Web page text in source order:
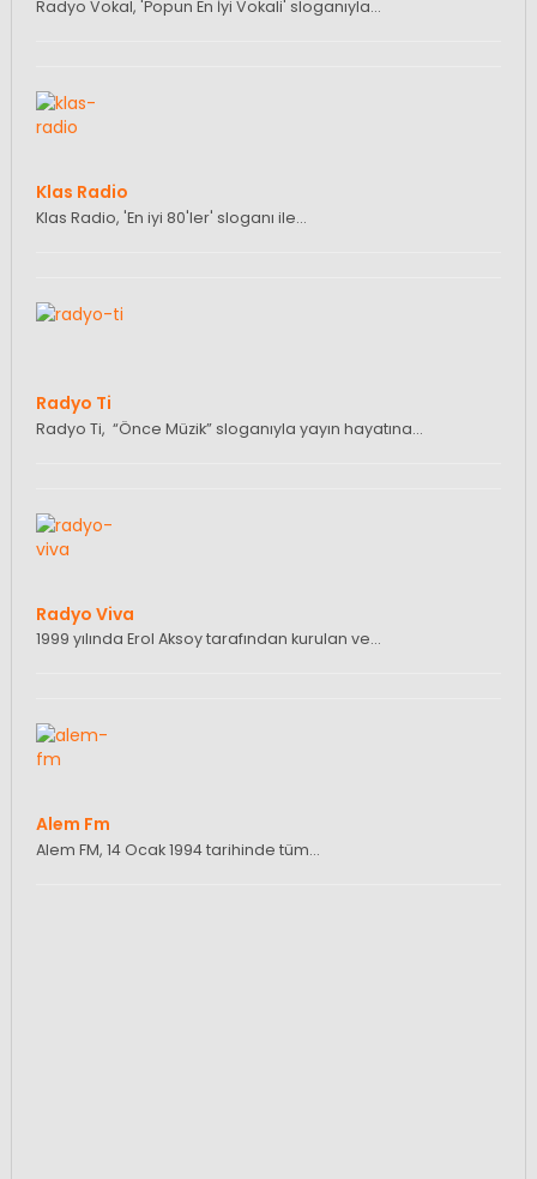
Radyo Vokal, 'Popun En İyi Vokali' sloganıyla…
Klas Radio
Klas Radio, 'En iyi 80'ler' sloganı ile…
Radyo Ti
Radyo Ti, “Önce Müzik” sloganıyla yayın hayatına…
Radyo Viva
1999 yılında Erol Aksoy tarafından kurulan ve…
Alem Fm
Alem FM, 14 Ocak 1994 tarihinde tüm…